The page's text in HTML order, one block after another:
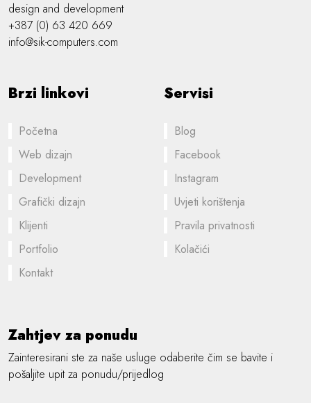
design and development
+387 (0) 63 420 669
info@sik-computers.com
Brzi linkovi
Početna
Web dizajn
Development
Grafički dizajn
Klijenti
Portfolio
Kontakt
Servisi
Blog
Facebook
Instagram
Uvjeti korištenja
Pravila privatnosti
Kolačići
Zahtjev za ponudu
Zainteresirani ste za naše usluge odaberite čim se bavite i
pošaljite upit za ponudu/prijedlog